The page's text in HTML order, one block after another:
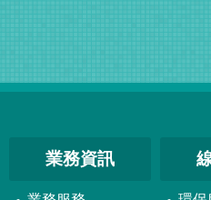
業務資訊